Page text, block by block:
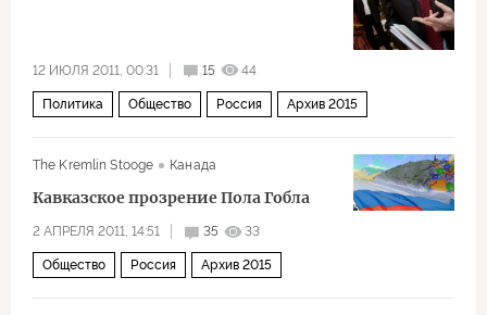
12 ИЮЛЯ 2011, 00:31 15 44
Политика Общество Россия Архив 2015
The Kremlin Stooge Канада
Кавказское прозрение Пола Гобла
2 АПРЕЛЯ 2011, 14:51 35 33
Общество Россия Архив 2015